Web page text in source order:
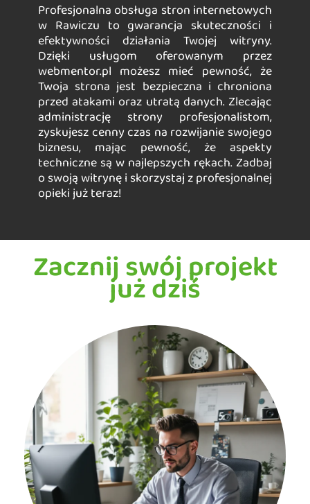
Profesjonalna obsługa stron internetowych
w Rawiczu to gwarancja skuteczności i
efektywności działania Twojej witryny.
Dzięki usługom oferowanym przez
webmentor.pl możesz mieć pewność, że
Twoja strona jest bezpieczna i chroniona
przed atakami oraz utratą danych. Zlecając
administrację strony profesjonalistom,
zyskujesz cenny czas na rozwijanie swojego
biznesu, mając pewność, że aspekty
techniczne są w najlepszych rękach. Zadbaj
o swoją witrynę i skorzystaj z profesjonalnej
opieki już teraz!
Zacznij swój projekt
już dziś